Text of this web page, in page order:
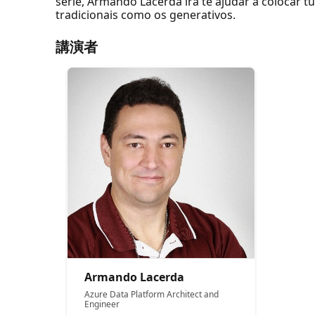
tradicionais como os generativos.
講演者
Armando Lacerda
Azure Data Platform Architect and
Engineer